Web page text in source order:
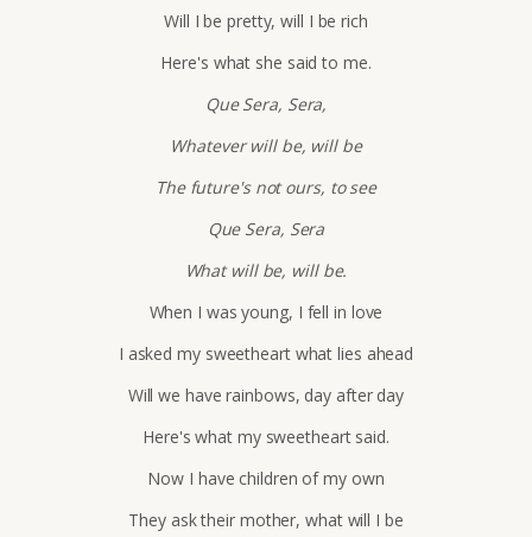
Will I be pretty, will I be rich
Here's what she said to me.
Que Sera, Sera,
Whatever will be, will be
The future's not ours, to see
Que Sera, Sera
What will be, will be.
When I was young, I fell in love
I asked my sweetheart what lies ahead
Will we have rainbows, day after day
Here's what my sweetheart said.
Now I have children of my own
They ask their mother, what will I be